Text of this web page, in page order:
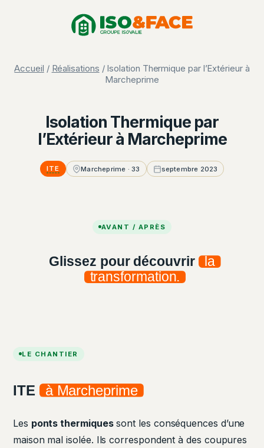
Accueil / Réalisations / Isolation Thermique par l’Extérieur à
Marcheprime
Isolation Thermique par
l’Extérieur à Marcheprime
ITE Marcheprime · 33 septembre 2023
AVANT / APRÈS
Glissez pour découvrir
la
transformation.
LE CHANTIER
ITE à Marcheprime
Les ponts thermiquessont les conséquences d’une
maison mal isolée. Ils correspondent à des coupures